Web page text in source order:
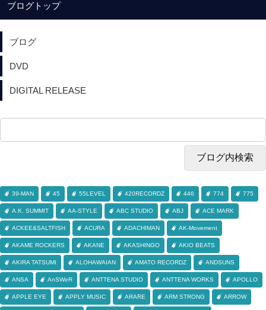
ブログトップ
ブログ
DVD
DIGITAL RELEASE
39-MAN 45 55LEVEL 420RECORDZ 446 774 775
A.K. SUMMIT AA-STYLE ABC STUDIO ABJ ACE MARK
ACKEE&SALTFISH ACURA ADACHIMAN AK-Movement
AKAME ROCKERS AKANE AKASHINGO AKIO BEATS
AKIRA TATSUMI ALOHAWAIAN AMATO RECORDZ ANDSUNS
ANSA AnSWeR ANTTENA STUDIO ANTTENA WORKS APOLLO
APPLE EYE APPLY MUSIC ARARE ARM STRONG ARROW